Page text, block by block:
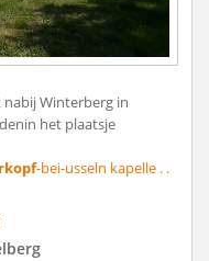
Winterberg in
het plaatsje
-bei-usseln kapelle . .